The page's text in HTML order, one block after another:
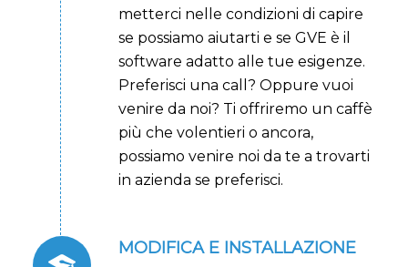
metterci nelle condizioni di capire
se possiamo aiutarti e se GVE è il
software adatto alle tue esigenze.
Preferisci una call? Oppure vuoi
venire da noi? Ti offriremo un caffè
più che volentieri o ancora,
possiamo venire noi da te a trovarti
in azienda se preferisci.
MODIFICA E INSTALLAZIONE